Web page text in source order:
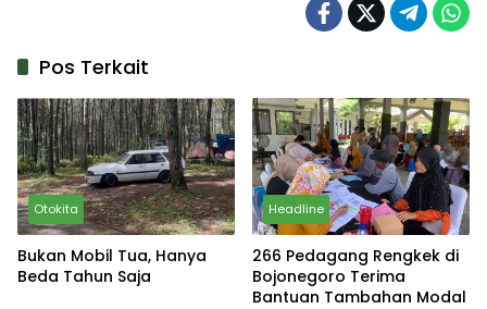
Pos Terkait
Otokita
Bukan Mobil Tua, Hanya
Beda Tahun Saja
Headline
266 Pedagang Rengkek di
Bojonegoro Terima
Bantuan Tambahan Modal